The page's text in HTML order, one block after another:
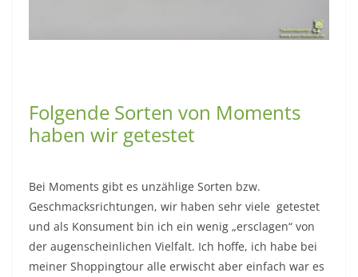
Folgende Sorten von Moments
haben wir getestet
Bei Moments gibt es unzählige Sorten bzw.
Geschmacksrichtungen, wir haben sehr viele getestet
und als Konsument bin ich ein wenig „ersclagen“ von
der augenscheinlichen Vielfalt. Ich hoffe, ich habe bei
meiner Shoppingtour alle erwischt aber einfach war es